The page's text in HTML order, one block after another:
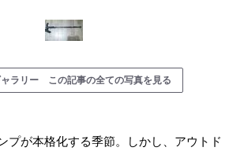
ャラリー この記事の全ての写真を見る
プが本格化する季節。しかし、アウトド